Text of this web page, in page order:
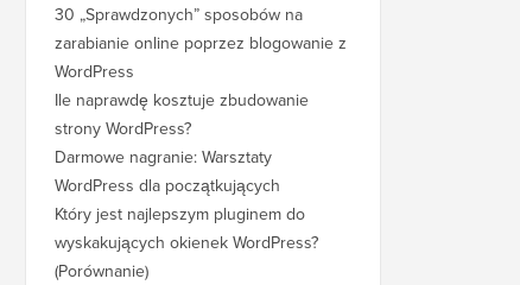
30 „Sprawdzonych” sposobów na
zarabianie online poprzez blogowanie z
WordPress
Ile naprawdę kosztuje zbudowanie
strony WordPress?
Darmowe nagranie: Warsztaty
WordPress dla początkujących
Który jest najlepszym pluginem do
wyskakujących okienek WordPress?
(Porównanie)